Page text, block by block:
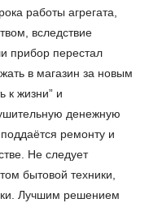
работы агрегата,
вследствие
прибор перестал
в магазин за новым
к жизни” и
денежную
ремонту и
Не следует
бытовой техники,
Лучшим решением